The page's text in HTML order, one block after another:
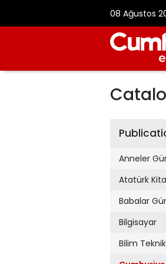
08 Ağustos
Anneler
Atatürk
Babalar
Bilgisayar
Bilim Teknik